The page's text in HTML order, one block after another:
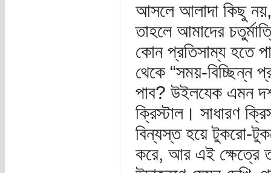
আসলে আলাদা কিছু নয়,
তাহলে আমাদের
কোন প্রতিসাম্য হতে
থেকে “সময়-বিচ্ছিন্ন
পাব? উইলযেক এমন
ক্রিস্টাল। সাধারণ
বিন্যস্ত হয়ে টুকরো-
করে, আর এই ক্ষেত্রে